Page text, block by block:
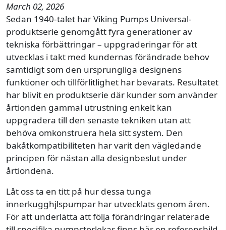
March 02, 2026
Sedan 1940-talet har Viking Pumps Universal-
produktserie genomgått fyra generationer av
tekniska förbättringar – uppgraderingar för att
utvecklas i takt med kundernas förändrade behov
samtidigt som den ursprungliga designens
funktioner och tillförlitlighet har bevarats. Resultatet
har blivit en produktserie där kunder som använder
årtionden gammal utrustning enkelt kan
uppgradera till den senaste tekniken utan att
behöva omkonstruera hela sitt system. Den
bakåtkompatibiliteten har varit den vägledande
principen för nästan alla designbeslut under
årtiondena.
Låt oss ta en titt på hur dessa tunga
innerkugghjlspumpar har utvecklats genom åren.
För att underlätta att följa förändringar relaterade